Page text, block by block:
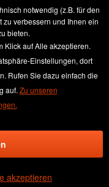
Versandkosten
und ggf.
beschrieben
wässern
notwendig (z.B. für den
verbessern und Ihnen ein
bieten.
Klick auf Alle akzeptieren.
Einstellungen, dort
Rufen Sie dazu einfach die
auf. Zu unseren
akzeptieren